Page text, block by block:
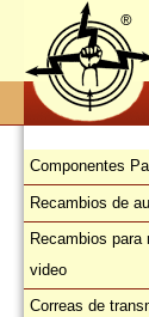
Componentes
Recambios de
Recambios para
video
Correas de